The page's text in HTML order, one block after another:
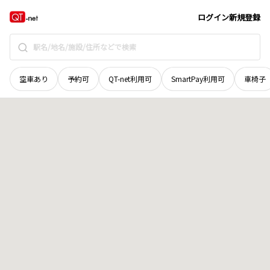
ログイン新規登録
空車あり 予約可 QT-net利用可 SmartPay利用可 車椅子
宮城県